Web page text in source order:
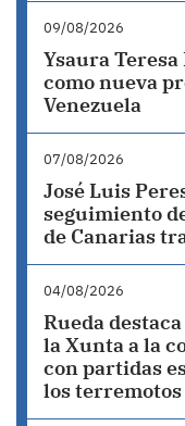
09/08/2026
Ysaura
como nueva
Venezuela
07/08/2026
José Luis
seguimiento
de Canarias
04/08/2026
Rueda
la Xunta a la
con partidas
los terremotos